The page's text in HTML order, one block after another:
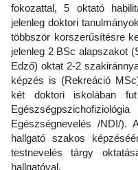
fokozattal, 5 oktató
jelenleg doktori
többször korszerűsítésre
jelenleg 2 BSc alapszakot
Edző) oktat 2-2
képzés is (Rekreáció
két doktori iskolában
Egészségnevelés /NDI/).
hallgató szakos
testnevelés tárgy
hallgatóval.